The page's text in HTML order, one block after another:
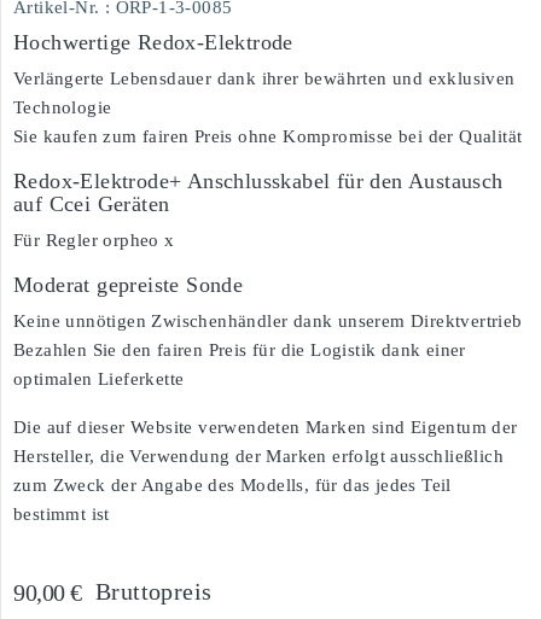
Artikel-Nr. : ORP-1-3-0085
Hochwertige Redox-Elektrode
Verlängerte Lebensdauer dank ihrer bewährten und exklusiven
Technologie
Sie kaufen zum fairen Preis ohne Kompromisse bei der Qualität
Redox-Elektrode+ Anschlusskabel für den Austausch
auf Ccei Geräten
Für Regler orpheo x
Moderat gepreiste Sonde
Keine unnötigen Zwischenhändler dank unserem Direktvertrieb
Bezahlen Sie den fairen Preis für die Logistik dank einer
optimalen Lieferkette
Die auf dieser Website verwendeten Marken sind Eigentum der
Hersteller, die Verwendung der Marken erfolgt ausschließlich
zum Zweck der Angabe des Modells, für das jedes Teil
bestimmt ist
90,00 € Bruttopreis